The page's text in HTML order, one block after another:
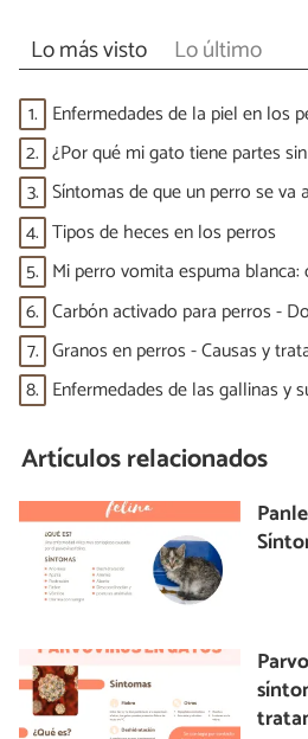
Lo más visto Lo último
1. Enfermedades de la piel en los
2. ¿Por qué mi gato tiene partes
3. Síntomas de que un perro se va
4. Tipos de heces en los perros
5. Mi perro vomita espuma
6. Carbón activado para perros -
7. Granos en perros - Causas y
8. Enfermedades de las gallinas y
Artículos relacionados